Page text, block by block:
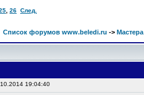
26 След.
Список форумов www.beledi.ru ->
19:04:40